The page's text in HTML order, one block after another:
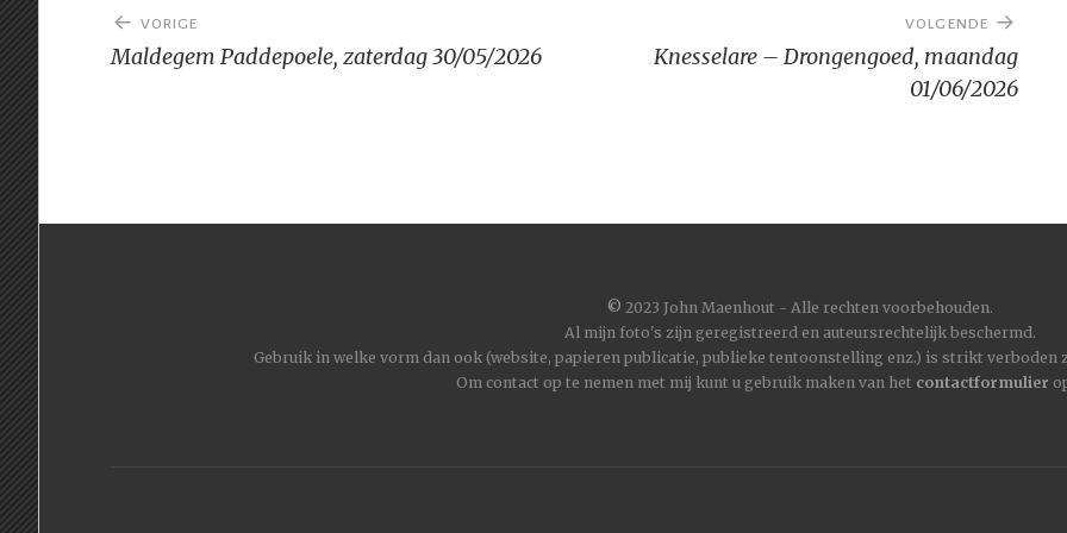
Bericht
navigatie
VORIGE
Maldegem Paddepoele, zaterdag 30/05/2026
VOLGENDE
Knesselare – Drongengoed, maandag
01/06/2026
© 2023 John Maenhout - Alle rechten voorbehouden.
Al mijn foto's zijn geregistreerd en auteursrechtelijk beschermd.
Gebruik in welke vorm dan ook (website, papieren publicatie, publieke tentoonstelling enz.) is strikt
Om contact op te nemen met mij kunt u gebruik maken van het contactformulier